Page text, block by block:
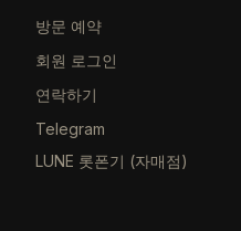
방문 예약
회원 로그인
연락하기
Telegram
LUNE 롯폰기 (자매점)